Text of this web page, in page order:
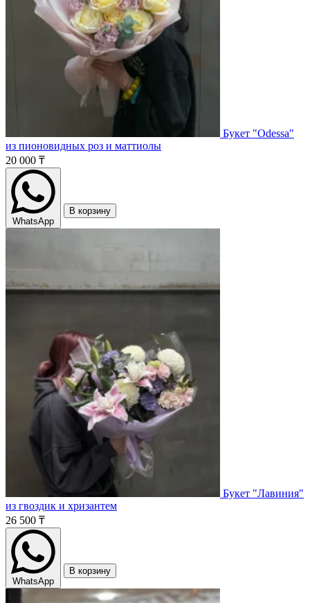
Букет "Odessa"
из пионовидных роз и маттиолы
20 000 ₸
WhatsApp
В корзину
Букет "Лавиния"
из гвоздик и хризантем
26 500 ₸
WhatsApp
В корзину